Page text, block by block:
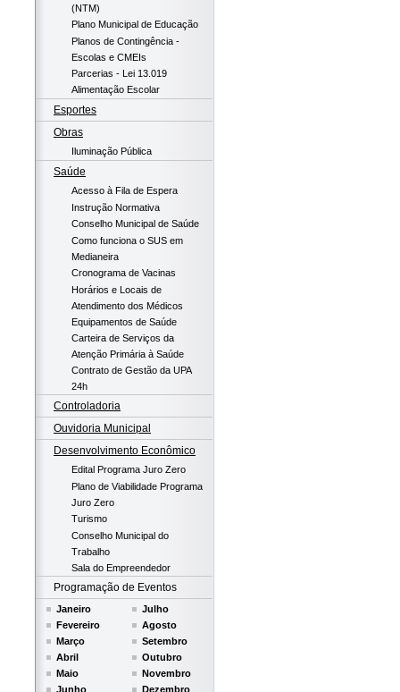
(NTM)
Plano Municipal de Educação
Planos de Contingência -
Escolas e CMEIs
Parcerias - Lei 13.019
Alimentação Escolar
Esportes
Obras
Iluminação Pública
Saúde
Acesso à Fila de Espera
Instrução Normativa
Conselho Municipal de Saúde
Como funciona o SUS em
Medianeira
Cronograma de Vacinas
Horários e Locais de
Atendimento dos Médicos
Equipamentos de Saúde
Carteira de Serviços da
Atenção Primária à Saúde
Contrato de Gestão da UPA
24h
Controladoria
Ouvidoria Municipal
Desenvolvimento Econômico
Edital Programa Juro Zero
Plano de Viabilidade Programa
Juro Zero
Turismo
Conselho Municipal do
Trabalho
Sala do Empreendedor
Programação de Eventos
Janeiro
Fevereiro
Março
Abril
Maio
Junho
Julho
Agosto
Setembro
Outubro
Novembro
Dezembro